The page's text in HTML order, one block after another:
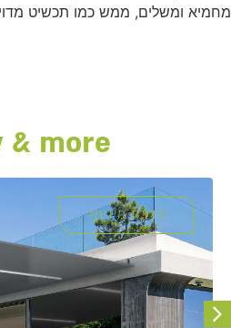
מחמיא ומשלים, ממש כמו תכשיט
& more
פרגולות מרחפות